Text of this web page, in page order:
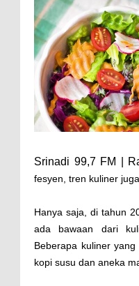
Srinadi 99,7 FM |
fesyen, tren kuliner
Hanya saja, di tahun
ada bawaan dari
Beberapa kuliner
kopi susu dan aneka